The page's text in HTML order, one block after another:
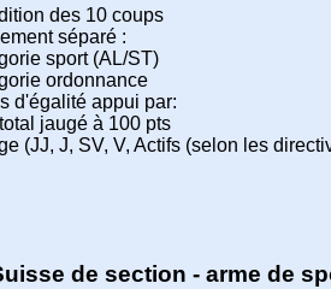
des 10 coups
séparé :
sport (AL/ST)
ordonnance
d'égalité appui par:
jaugé à 100 pts
(JJ, J, SV, V, Actifs (selon les
de section - arme de